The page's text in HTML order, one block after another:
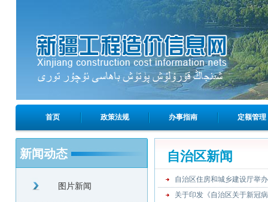
首页 政策法规 办事指南 定额管理
新闻动态
图片新闻
自治区新闻
自治区住房和城乡建设厅举
关于印发《自治区关于新冠